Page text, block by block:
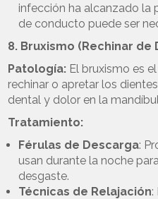
infección ha alcanzado la
de conducto puede ser
8. Bruxismo (Rechinar de
Patología: El bruxismo es
rechinar o apretar los
dental y dolor en la
Tratamiento:
Férulas de Descarga:
usan durante la noche
desgaste.
Técnicas de Relajación: